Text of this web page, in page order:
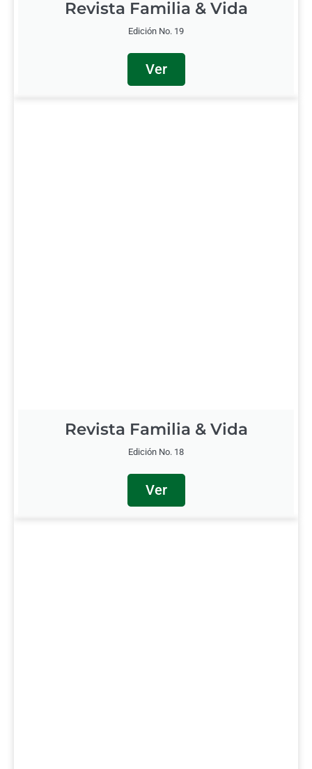
Revista Familia & Vida
Edición No. 19
Ver
Revista Familia & Vida
Edición No. 18
Ver